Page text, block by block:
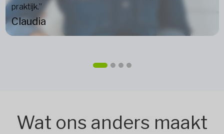
praktijk.”
Claudia
Wat ons anders maakt